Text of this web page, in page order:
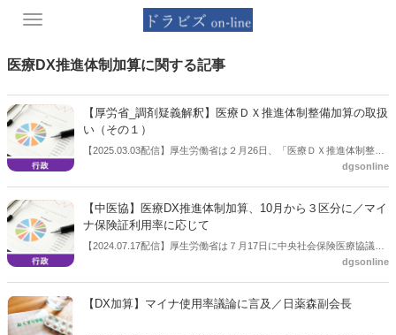
Toggle
医療DX推進体制加算に関する記事
【厚労省_調剤疑義解釈】医療ＤＸ推進体制整備加算の取扱
い（その１）
【2025.03.03配信】厚生労働省は２月26日、「医療ＤＸ推進体制整備
加算の取扱いに関する疑義解釈資料の送付について（その１）」を発
dgsonline
【中医協】医療DX推進体制加算、10月から３区分に／マイ
ナ保険証利用率に応じて
【2024.07.17配信】厚生労働省は７月17日に中央社会保険医療協議会
（中医協）総会を開催し、医療DX推進体制整備加算の取り扱いについ
dgsonline
【DX加算】マイナ使用率議論に言及／日薬森副会長